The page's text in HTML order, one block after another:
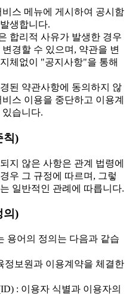
스 메뉴에 게시하여 공시함
생합니다.
합리적 사유가 발생한 경우
경할 수 있으며, 약관을 변
체없이 "공지사항"을 통해
된 약관사항에 동의하지 않
스 이용을 중단하고 이용계
습니다.
칙)
지 않은 사항은 관계 법령에
우 그 규정에 따르며, 그렇
일반적인 관례에 따릅니다.
의)
용어의 정의는 다음과 같습
보원과 이용계약을 체결한
: 이용자 식별과 이용자의